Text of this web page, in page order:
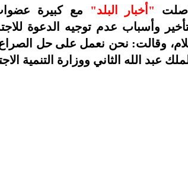
"أخبار البلد"
مع كبيرة
وأسباب عدم توجيه الدعوة
وقالت: نحن نعمل على حل
عبد الله الثاني ووزارة التنمية